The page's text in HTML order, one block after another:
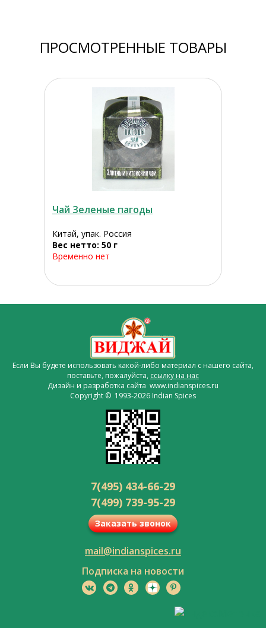
ПРОСМОТРЕННЫЕ ТОВАРЫ
Чай Зеленые пагоды
Китай, упак. Россия
Вес нетто: 50 г
Временно нет
Если Вы будете использовать какой-либо материал с нашего сайта,
поставьте, пожалуйста, ссылку на нас
Дизайн и разработка сайта www.indianspices.ru
Copyright © 1993-2026 Indian Spices
7(495) 434-66-29
7(499) 739-95-29
Заказать звонок
mail@indianspices.ru
Подписка на новости